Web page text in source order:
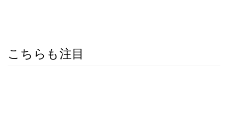
こちらも注目